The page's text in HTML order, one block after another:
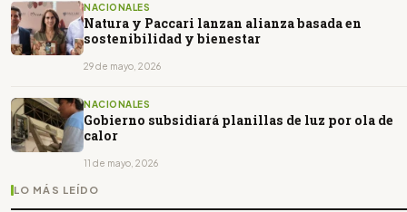
NACIONALES
Natura y Paccari lanzan alianza basada en
sostenibilidad y bienestar
29 de mayo, 2026
NACIONALES
Gobierno subsidiará planillas de luz por ola de
calor
11 de mayo, 2026
LO MÁS LEÍDO